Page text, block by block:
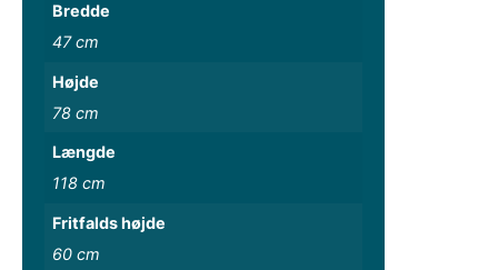
Bredde
47 cm
Højde
78 cm
Længde
118 cm
Fritfalds højde
60 cm